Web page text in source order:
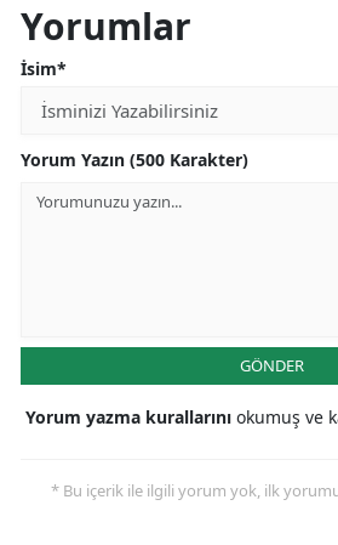
Yorumlar
İsim*
Yorum Yazın (500 Karakter)
GÖNDER
Yorum yazma kurallarını okumuş ve
* Bu içerik ile ilgili yorum yok, ilk yorumu